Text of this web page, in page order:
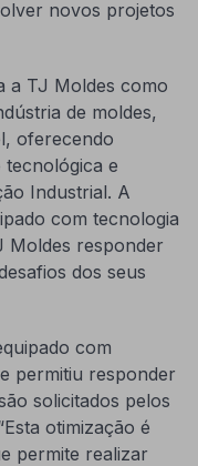
novos projetos
a TJ Moldes como
de moldes,
oferecendo
e
Industrial. A
com tecnologia
Moldes responder
dos seus
com
permitiu responder
solicitados pelos
otimização é
permite realizar